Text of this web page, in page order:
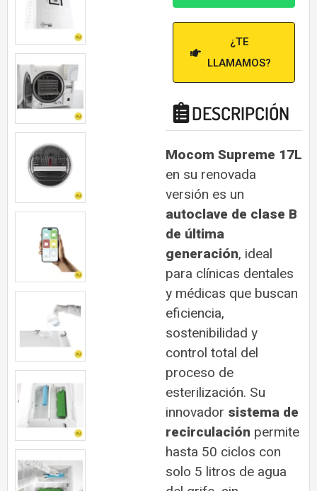
¿TE
LLAMAMOS?
DESCRIPCIÓN
Mocom Supreme 17L
en su renovada
versión es un
autoclave de clase B
de última
generación, ideal
para clínicas dentales
y médicas que buscan
eficiencia,
sostenibilidad y
control total del
proceso de
esterilización. Su
innovador sistema de
recirculación permite
hasta 50 ciclos con
solo 5 litros de agua